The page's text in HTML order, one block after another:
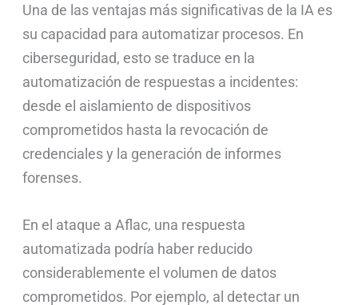
Una de las ventajas más significativas de la IA es
su capacidad para automatizar procesos. En
ciberseguridad, esto se traduce en la
automatización de respuestas a incidentes:
desde el aislamiento de dispositivos
comprometidos hasta la revocación de
credenciales y la generación de informes
forenses.
En el ataque a Aflac, una respuesta
automatizada podría haber reducido
considerablemente el volumen de datos
comprometidos. Por ejemplo, al detectar un